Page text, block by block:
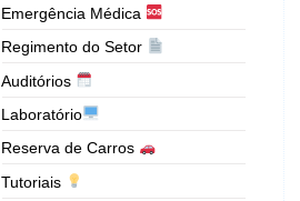
Emergência Médica
Regimento do Setor
Auditórios
Laboratório
Reserva de Carros
Tutoriais